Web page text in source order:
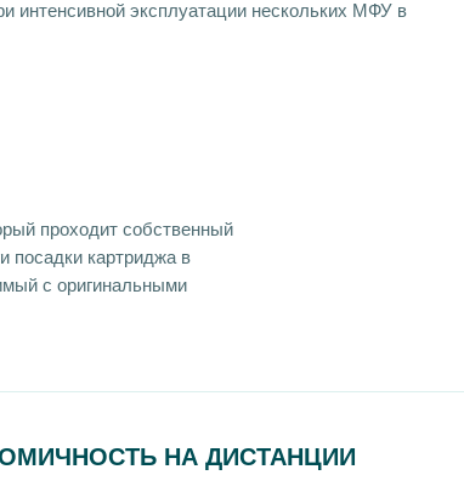
интенсивной эксплуатации нескольких МФУ в
проходит собственный
посадки картриджа в
с оригинальными
НА ДИСТАНЦИИ